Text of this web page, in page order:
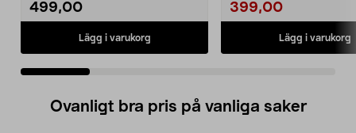
499,00
Lägg i varukorg
399,00
Lägg i varukorg
Ovanligt bra pris på vanliga saker